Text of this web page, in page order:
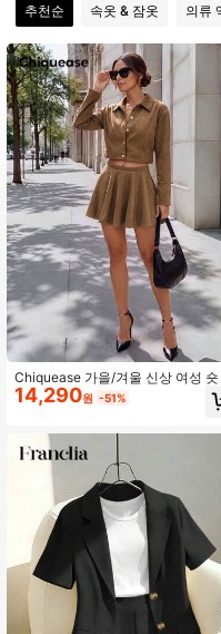
4.87
4.87 1.1M 팔로워
4.87 1.1M 팔로워
4.87 1.1M 팔로워
4.87 1.1M 팔로워
4.87 1.1M 팔로워
4.87 1.1M 팔로워
추천순 속옷 & 잠옷 의류
Chiquease 가을/겨울 신상 여성 숏
킷, 미니멀리스트 캐주얼 다용도 패
셔츠 재킷, 미니 스커트/우산 스커트
14,290원 -51%